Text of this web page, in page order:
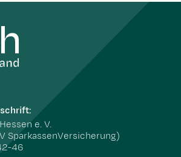
e. V.
SparkassenVersicherung)
46